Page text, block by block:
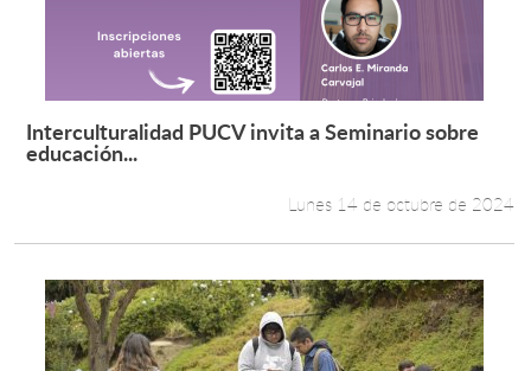
Leer más +
Interculturalidad PUCV invita a Seminario sobre
educación...
Lunes 14 de octubre de 2024